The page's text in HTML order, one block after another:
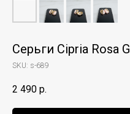
Серьги Cipria Rosa G
SKU: s-689
2 490 р.